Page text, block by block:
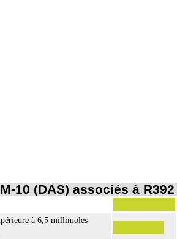
10 (DAS) associés à R392
à 6,5 millimoles